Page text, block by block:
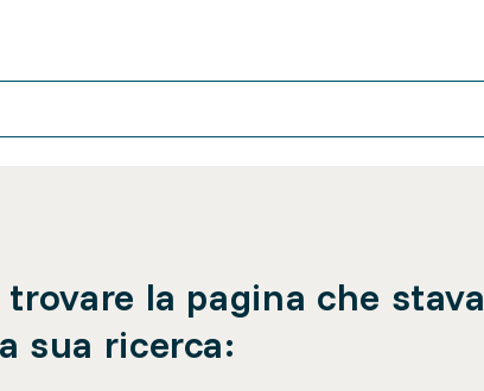
la pagina che stava
sua ricerca: